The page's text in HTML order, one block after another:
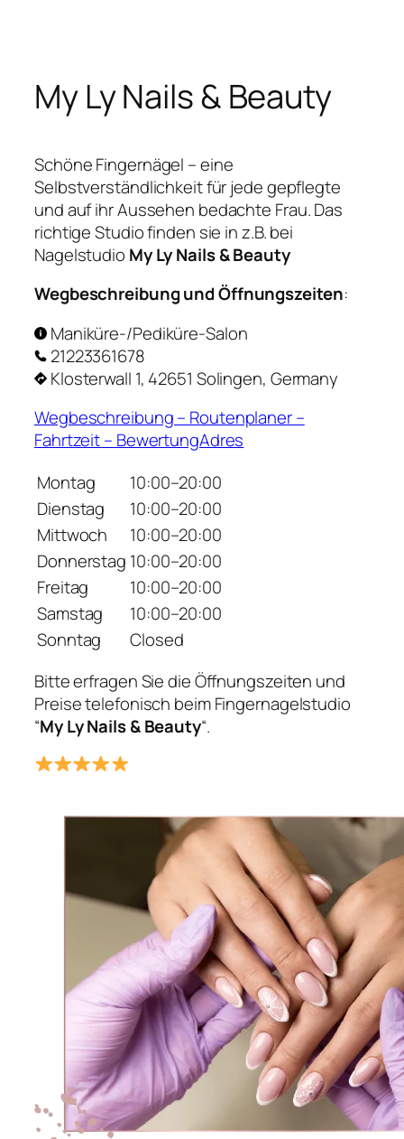
springen
My Ly Nails & Beauty
Schöne Fingernägel – eine
Selbstverständlichkeit für jede gepflegte
und auf ihr Aussehen bedachte Frau. Das
richtige Studio finden sie in z.B. bei
Nagelstudio My Ly Nails & Beauty
Wegbeschreibung und Öffnungszeiten:
Maniküre-/Pediküre-Salon
21223361678
Klosterwall 1, 42651 Solingen, Germany
Wegbeschreibung – Routenplaner –
Fahrtzeit – BewertungAdres
Montag
10:00–20:00
Dienstag
10:00–20:00
Mittwoch
10:00–20:00
Donnerstag 10:00–20:00
Freitag
10:00–20:00
Samstag
10:00–20:00
Sonntag
Closed
Bitte erfragen Sie die Öffnungszeiten und
Preise telefonisch beim Fingernagelstudio
“My Ly Nails & Beauty“.